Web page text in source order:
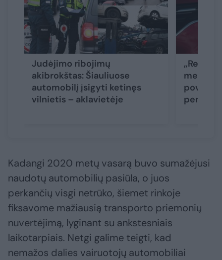
Judėjimo ribojimų
akibrokštas: Šiauliuose
automobilį įsigyti ketinęs
vilnietis – aklavietėje
metais
Kadangi 2020 metų vasarą buvo sumažėjusi
naudotų automobilių pasiūla, o juos
perkančių visgi netrūko, šiemet rinkoje
fiksavome mažiausią transporto priemonių
nuvertėjimą, lyginant su ankstesniais
laikotarpiais. Netgi galime teigti, kad
nemažos dalies vairuotojų automobiliai